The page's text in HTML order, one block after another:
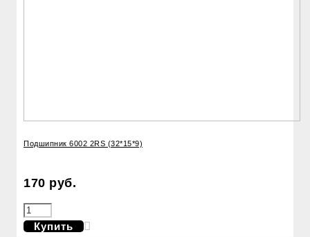
Подшипник 6002 2RS (32*15*9)
170 руб.
Купить